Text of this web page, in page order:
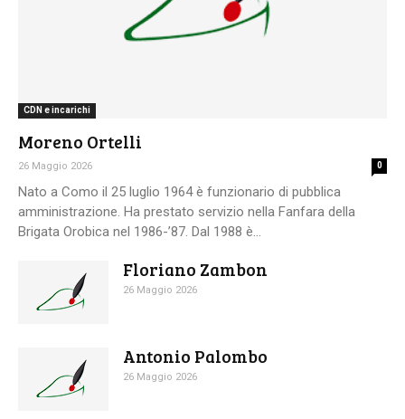
CDN e incarichi
Moreno Ortelli
26 Maggio 2026 0
Nato a Como il 25 luglio 1964 è funzionario di pubblica
amministrazione. Ha prestato servizio nella Fanfara della
Brigata Orobica nel 1986-’87. Dal 1988 è...
Floriano Zambon
26 Maggio 2026
Antonio Palombo
26 Maggio 2026